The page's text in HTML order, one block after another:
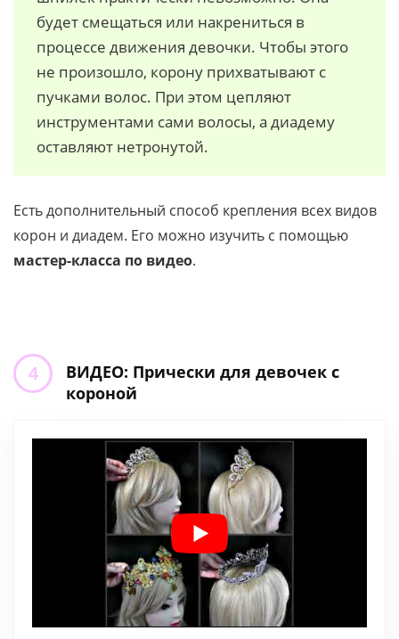
будет смещаться или накрениться в
процессе движения девочки. Чтобы этого
не произошло, корону прихватывают с
пучками волос. При этом цепляют
инструментами сами волосы, а диадему
оставляют нетронутой.
Есть дополнительный способ крепления всех видов
корон и диадем. Его можно изучить с помощью
мастер-класса по видео.
ВИДЕО: Прически для девочек с
короной